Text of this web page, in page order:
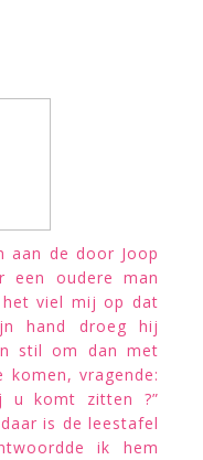
aan de door Joop
een oudere man
viel mij op dat
hand droeg hij
stil om dan met
vragende:
u komt zitten ?”
is de leestafel
ik hem